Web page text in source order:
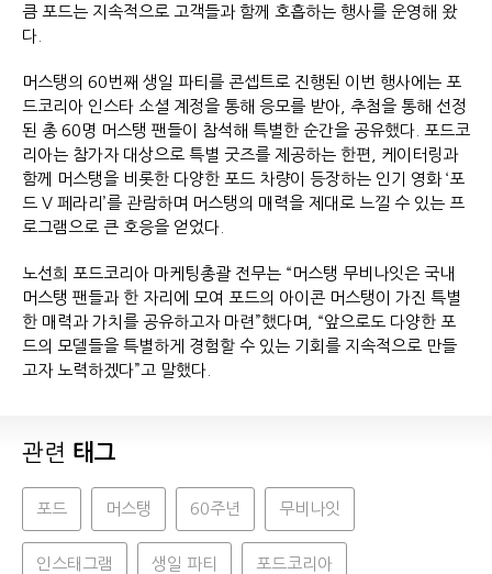
큼 포드는 지속적으로 고객들과 함께 호흡하는 행사를 운영해 왔
다.
머스탱의 60번째 생일 파티를 콘셉트로 진행된 이번 행사에는 포
드코리아 인스타 소셜 계정을 통해 응모를 받아, 추첨을 통해 선정
된 총 60명 머스탱 팬들이 참석해 특별한 순간을 공유했다. 포드코
리아는 참가자 대상으로 특별 굿즈를 제공하는 한편, 케이터링과
함께 머스탱을 비롯한 다양한 포드 차량이 등장하는 인기 영화 ‘포
드 V 페라리’를 관람하며 머스탱의 매력을 제대로 느낄 수 있는 프
로그램으로 큰 호응을 얻었다.
노선희 포드코리아 마케팅총괄 전무는 “머스탱 무비나잇은 국내
머스탱 팬들과 한 자리에 모여 포드의 아이콘 머스탱이 가진 특별
한 매력과 가치를 공유하고자 마련”했다며, “앞으로도 다양한 포
드의 모델들을 특별하게 경험할 수 있는 기회를 지속적으로 만들
고자 노력하겠다”고 말했다.
관련 태그
포드 머스탱 60주년 무비나잇
인스태그램 생일 파티 포드코리아